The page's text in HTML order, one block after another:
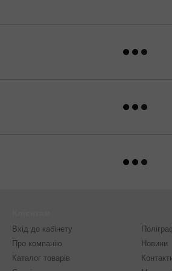
Вхід до кабінету
Про компанію
Каталог товарів
Новини